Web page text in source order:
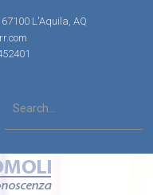
L'Aquila, AQ